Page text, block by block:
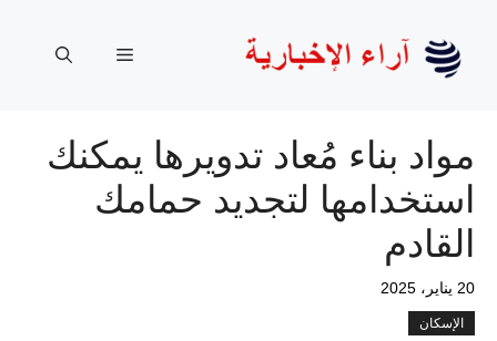
المحتوى
القائمة
مواد بناء مُعاد تدويرها يمكنك
استخدامها لتجديد حمامك
القادم
20 يناير، 2025
الإسكان